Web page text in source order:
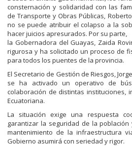
consternación y solidaridad con las
de Transporte y Obras Públicas,
no se puede atribuir el colapso a la
hacer juicios apresurados. Por su parte,
la Gobernadora del Guayas, Zaida
rigurosa y ha solicitado un proceso de
para todos los puentes de la provincia.
El Secretario de Gestión de Riesgos,
se ha activado un operativo de
colaboración de distintas instituciones,
Ecuatoriana.
La situación exige una respuesta
garantizar la seguridad de la
mantenimiento de la infraestructura
Gobierno asumirá con seriedad y rigor.